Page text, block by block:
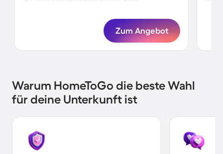
Zum Angebot
Warum HomeToGo die beste Wahl
für deine Unterkunft ist